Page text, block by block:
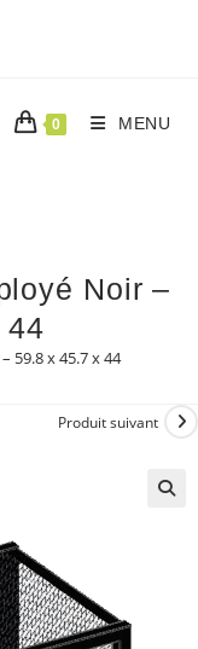
0 MENU
Noir –
44
59.8 x 45.7 x 44
Produit suivant